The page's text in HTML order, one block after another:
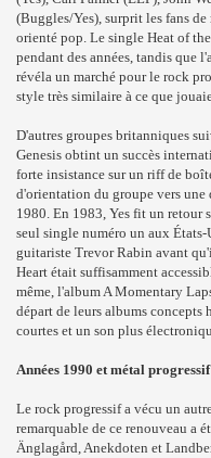
(Buggles/Yes), surprit les fans
orienté pop. Le single Heat of
pendant des années, tandis que
révéla un marché pour le rock
style très similaire à ce que
D'autres groupes britanniques
Genesis obtint un succès
forte insistance sur un riff de
d'orientation du groupe vers une
1980. En 1983, Yes fit un retour
seul single numéro un aux
guitariste Trevor Rabin avant
Heart était suffisamment
même, l'album A Momentary
départ de leurs albums concepts
courtes et un son plus
Années 1990 et métal progressif
Le rock progressif a vécu un
remarquable de ce renouveau a
Änglagård, Anekdoten et